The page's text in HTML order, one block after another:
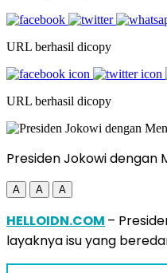
URL berhasil dicopy
URL berhasil dicopy
Presiden Jokowi dengan
A A A
HELLOIDN.COM –
layaknya isu yang